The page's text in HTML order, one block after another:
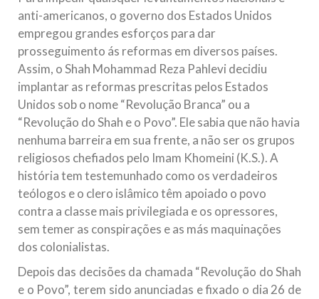
anti-americanos, o governo dos Estados Unidos
empregou grandes esforços para dar
prosseguimento ás reformas em diversos países.
Assim, o Shah Mohammad Reza Pahlevi decidiu
implantar as reformas prescritas pelos Estados
Unidos sob o nome “Revolução Branca” ou a
“Revolução do Shah e o Povo”. Ele sabia que não havia
nenhuma barreira em sua frente, a não ser os grupos
religiosos chefiados pelo Imam Khomeini (K.S.). A
história tem testemunhado como os verdadeiros
teólogos e o clero islâmico têm apoiado o povo
contra a classe mais privilegiada e os opressores,
sem temer as conspirações e as más maquinações
dos colonialistas.
Depois das decisões da chamada “Revolução do Shah
e o Povo”, terem sido anunciadas e fixado o dia 26 de